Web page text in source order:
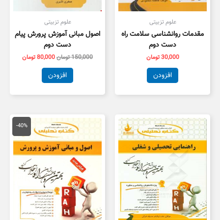
علوم تزبیتی
مقدمات روانشناسی سلامت راه
دست دوم
30,000تومان
افزودن
علوم تزبیتی
اصول مبانی آموزش پرورش پیام
دست دوم
150,000تومان80,000تومان
افزودن
-40%
قیمت
اصلی
134,000 تومان
بود.
قیمت
فعلی
است.